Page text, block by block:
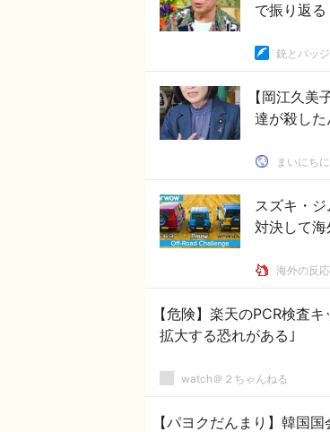
で振り返る
銃とバッ
【岡江久
達が殺した
まいにち
スズキ・
対決して
海外の反
【危険】楽天のPCR検査
拡大する恐れがある｣
watch＠２ちゃんねる
【パヨクだんまり】韓国